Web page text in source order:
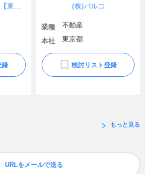
録
(株)パルコ
業種
不動産
本社
東京都
検討リスト登録
もっと見る
URLをメールで送る